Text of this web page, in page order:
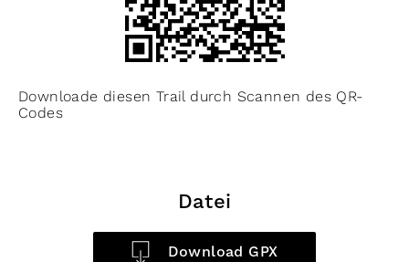
Downloade diesen Trail durch Scannen des QR-
Codes
Datei
Download GPX